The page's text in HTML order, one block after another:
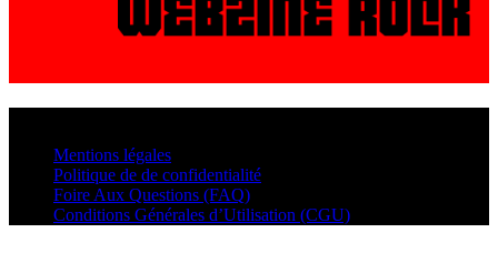
Mentions légales
Politique de de confidentialité
Foire Aux Questions (FAQ)
Conditions Générales d’Utilisation (CGU)